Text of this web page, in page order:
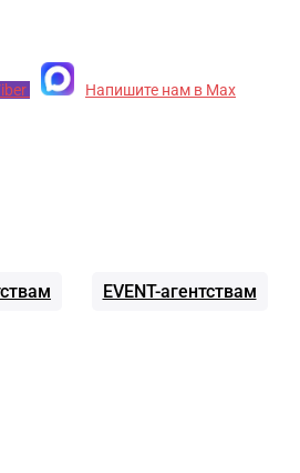
Напишите нам в Max
EVENT-агентствам